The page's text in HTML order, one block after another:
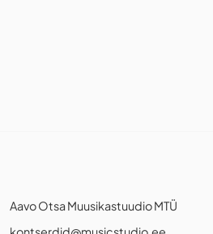
Aavo Otsa Muusikastuudio MTÜ